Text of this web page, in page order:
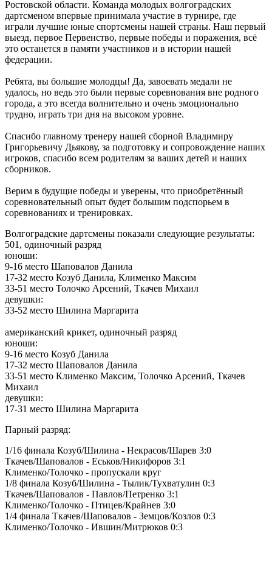
Ростовской области. Команда молодых волгоградских
дартсменом впервые принимала участие в турнире, где
играли лучшие юные спортсмены нашей страны. Наш первый
выезд, первое Первенство, первые победы и поражения, всё
это останется в памяти участников и в истории нашей
федерации.
Ребята, вы большие молодцы! Да, завоевать медали не
удалось, но ведь это были первые соревнования вне родного
города, а это всегда волнительно и очень эмоционально
трудно, играть три дня на высоком уровне.
Спасибо главному тренеру нашей сборной Владимиру
Григорьевичу Дьякову, за подготовку и сопровождение наших
игроков, спасибо всем родителям за ваших детей и наших
сборников.
Верим в будущие победы и уверены, что приобретённый
соревновательный опыт будет большим подспорьем в
соревнованиях и тренировках.
Волгоградские дартсмены показали следующие результаты:
501, одиночный разряд
юноши:
9-16 место Шаповалов Данила
17-32 место Козуб Данила, Клименко Максим
33-51 место Толочко Арсений, Ткачев Михаил
девушки:
33-52 место Шилина Маргарита
американский крикет, одиночный разряд
юноши:
9-16 место Козуб Данила
17-32 место Шаповалов Данила
33-51 место Клименко Максим, Толочко Арсений, Ткачев
Михаил
девушки:
17-31 место Шилина Маргарита
Парный разряд:
1/16 финала Козуб/Шилина - Некрасов/Шарев 3:0
Ткачев/Шаповалов - Еськов/Никифоров 3:1
Клименко/Толочко - пропускали круг
1/8 финала Козуб/Шилина - Тылик/Тухватулин 0:3
Ткачев/Шаповалов - Павлов/Петренко 3:1
Клименко/Толочко - Птицев/Крайнев 3:0
1/4 финала Ткачев/Шаповалов - Земцов/Козлов 0:3
Клименко/Толочко - Ившин/Митрюков 0:3